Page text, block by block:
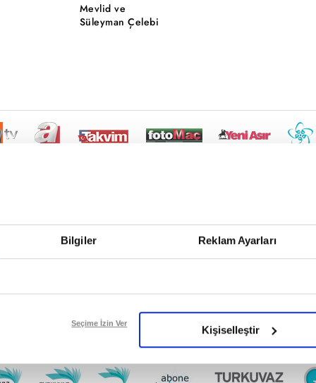
Bilgiler Reklam Ayarları
Seçime İzin Ver
Kişiselleştir
Mevlid ve
Süleyman Çelebi